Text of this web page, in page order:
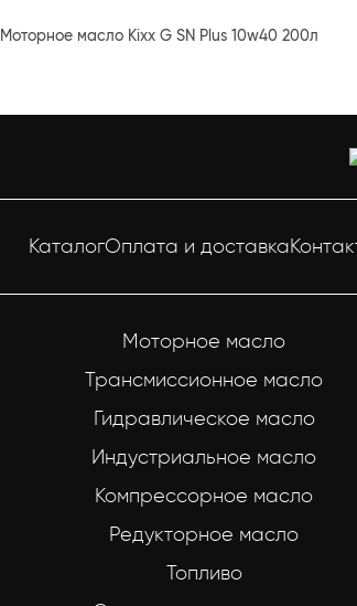
Моторное масло Kixx G SN Plus 10w40 200л
КаталогОплата и доставка
Моторное масло
Трансмиссионное масло
Гидравлическое масло
Индустриальное масло
Компрессорное масло
Редукторное масло
Топливо